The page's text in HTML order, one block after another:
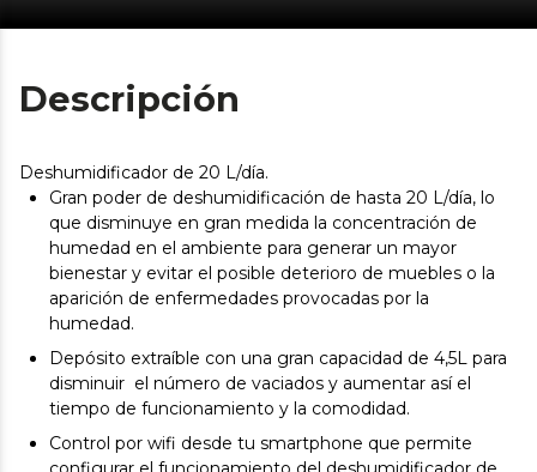
Descripción
Deshumidificador de 20 L/día.
Gran poder de deshumidificación de hasta 20 L/día, lo
que disminuye en gran medida la concentración de
humedad en el ambiente para generar un mayor
bienestar y evitar el posible deterioro de muebles o la
aparición de enfermedades provocadas por la
humedad.
Depósito extraíble con una gran capacidad de 4,5L para
disminuir el número de vaciados y aumentar así el
tiempo de funcionamiento y la comodidad.
Control por wifi desde tu smartphone que permite